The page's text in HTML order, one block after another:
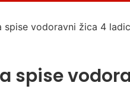
spise vodoravni žica 4
spise